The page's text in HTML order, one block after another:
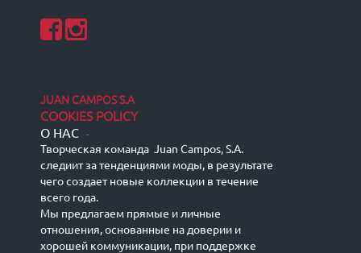
JUAN CAMPOS S.A
COOKIES POLICY
О НАС -
Творческая команда Juan Campos, S.A.
следиит за тенденциями моды, в результате
чего создает новые коллекции в течение
всего года.
Мы предлагаем прямые и личные
отношения, основанные на доверии и
хорошей коммуникации, при поддержке